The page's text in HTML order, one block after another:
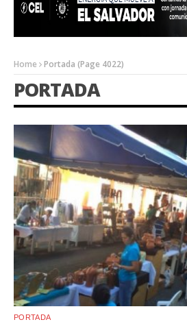
Home Portada (Page 4022)
PORTADA
PORTADA